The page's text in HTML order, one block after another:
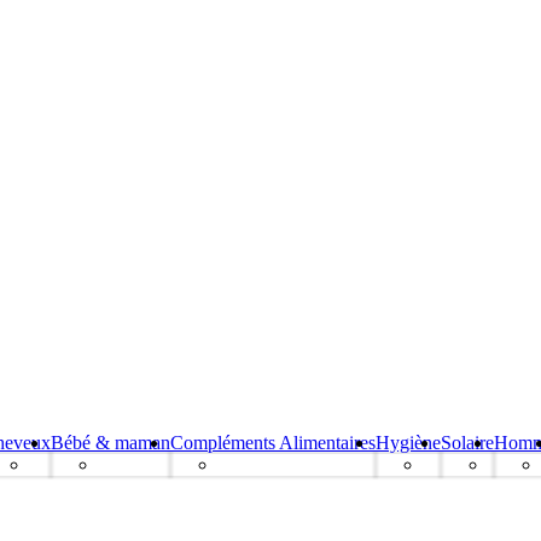
Bébé & mamanCompléments AlimentairesHygièneSolaire